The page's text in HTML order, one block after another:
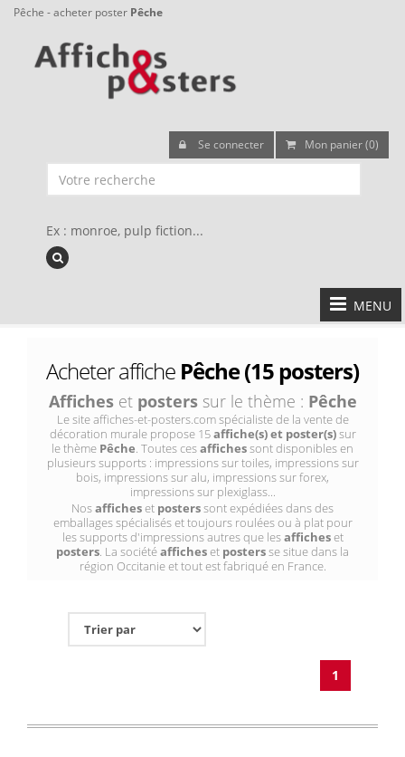
Pêche - acheter poster Pêche
Se connecter Mon panier (0)
Ex : monroe, pulp fiction...
MENU
Acheter affiche Pêche (15 posters)
Afficheset posterssur le thème : Pêche
Le site affiches-et-posters.com spécialiste de la vente de
décoration murale propose 15affiche(s) et poster(s)sur
le thème Pêche. Toutes cesaffichessont disponibles en
plusieurs supports : impressions sur toiles, impressions sur
bois, impressions sur alu, impressions sur forex,
impressions sur plexiglass...
Nosafficheset posterssont expédiées dans des
emballages spécialisés et toujours roulées ou à plat pour
les supports d'impressions autres que lesafficheset
posters. La sociétéafficheset postersse situe dans la
région Occitanie et tout est fabriqué en France.
1